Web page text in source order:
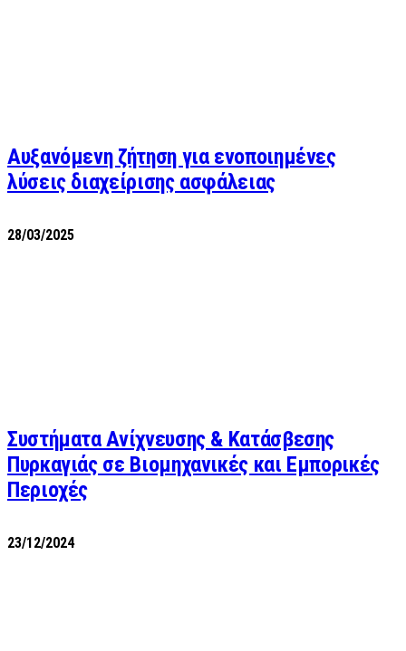
Αυξανόμενη ζήτηση για ενοποιημένες
λύσεις διαχείρισης ασφάλειας
28/03/2025
Συστήματα Ανίχνευσης & Κατάσβεσης
Πυρκαγιάς σε Βιομηχανικές και Εμπορικές
Περιοχές
23/12/2024